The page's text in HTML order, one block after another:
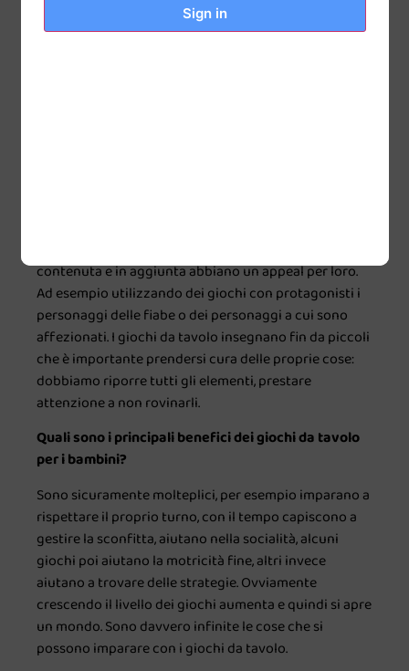
amici, a creare gruppi di gioco.
contenuta e in aggiunta abbiano un appeal per loro.
Ad esempio utilizzando dei giochi con protagonisti i
personaggi delle fiabe o dei personaggi a cui sono
affezionati. I giochi da tavolo insegnano fin da piccoli
che è importante prendersi cura delle proprie cose:
dobbiamo riporre tutti gli elementi, prestare
attenzione a non rovinarli.
Quali sono i principali benefici dei giochi da tavolo
per i bambini?
Sono sicuramente molteplici, per esempio imparano a
rispettare il proprio turno, con il tempo capiscono a
gestire la sconfitta, aiutano nella socialità, alcuni
giochi poi aiutano la motricità fine, altri invece
aiutano a trovare delle strategie. Ovviamente
crescendo il livello dei giochi aumenta e quindi si apre
un mondo. Sono davvero infinite le cose che si
possono imparare con i giochi da tavolo.
Sign in